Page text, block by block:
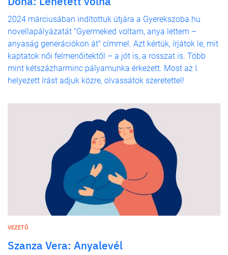
2024 márciusában indítottuk útjára a Gyerekszoba.hu
novellapályázatát "Gyermeked voltam, anya lettem –
anyaság generációkon át" címmel. Azt kértük, írjátok le, mit
kaptatok női felmenőitektől – a jót is, a rosszat is. Több
mint kétszázharminc pályamunka érkezett. Most az I.
helyezett írást adjuk közre, olvassátok szeretettel!
VEZETŐ
Szanza Vera: Anyalevél